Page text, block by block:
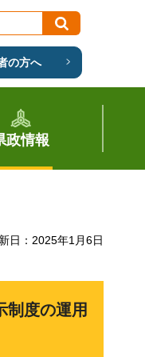
の方へ
政情報
日：2025年1月6日
制度の運用